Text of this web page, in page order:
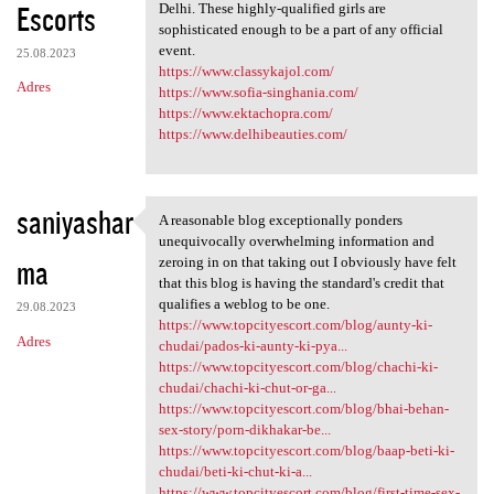
Escorts
25.08.2023
Adres
Delhi. These highly-qualified girls are
sophisticated enough to be a part of any official
event.
https://www.classykajol.com/
https://www.sofia-singhania.com/
https://www.ektachopra.com/
https://www.delhibeauties.com/
saniyashar
ma
29.08.2023
Adres
A reasonable blog
A reasonable blog exceptionally ponders
unequivocally overwhelming information and
zeroing in on that taking out I obviously have felt
that this blog is having the standard's credit that
qualifies a weblog to be one.
https://www.topcityescort.com/blog/aunty-ki-
chudai/pados-ki-aunty-ki-pya...
https://www.topcityescort.com/blog/chachi-ki-
chudai/chachi-ki-chut-or-ga...
https://www.topcityescort.com/blog/bhai-behan-
sex-story/porn-dikhakar-be...
https://www.topcityescort.com/blog/baap-beti-ki-
chudai/beti-ki-chut-ki-a...